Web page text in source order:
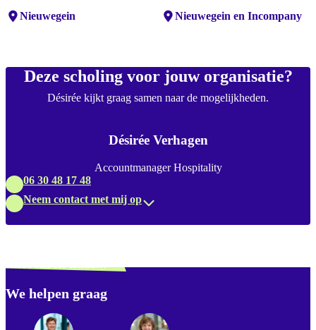
Locaties:
Nieuwegein Locaties:
Nieuwegein en Incompany
Deze scholing voor jouw organisatie?
Désirée kijkt graag samen naar de mogelijkheden.
Désirée Verhagen
Accountmanager Hospitality
06 30 48 17 48
Neem contact met mij op
We helpen graag
Footer